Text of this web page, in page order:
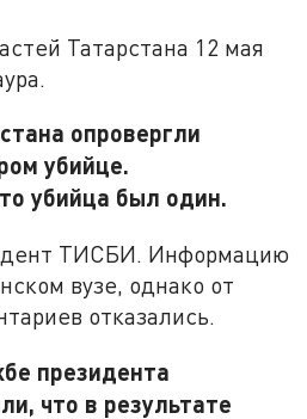
Татарстана 12 мая
опровергли
убийце.
убийца был один.
ТИСБИ. Информацию
вузе, однако от
отказались.
президента
что в результате